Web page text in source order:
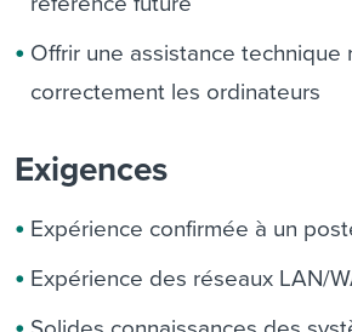
Offrir une assistance
correctement les ordinateurs
Exigences
Expérience confirmée à un
Expérience des réseaux LAN/